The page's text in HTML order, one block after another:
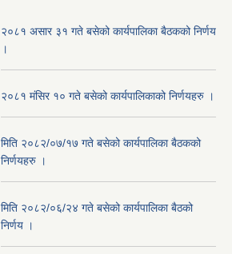
२०८१ असार ३१ गते बसेको कार्यपालिका बैठकको निर्णय
।
२०८१ मंसिर १० गते बसेको कार्यपालिकाको निर्णयहरु ।
मिति २०८२/०७/१७ गते बसेको कार्यपालिका बैठकको
निर्णयहरु ।
मिति २०८२/०६/२४ गते बसेको कार्यपालिका बैठको
निर्णय ।